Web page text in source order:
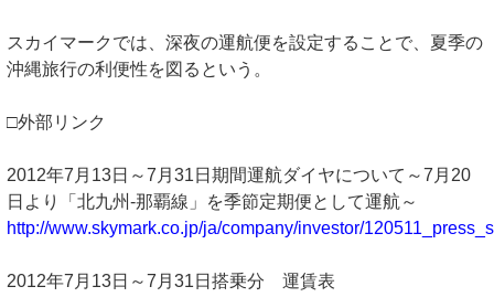
スカイマークでは、深夜の運航便を設定することで、夏季の
沖縄旅行の利便性を図るという。
□外部リンク
2012年7月13日～7月31日期間運航ダイヤについて～7月20
日より「北九州‐那覇線」を季節定期便として運航～
http://www.skymark.co.jp/ja/company/investor/
2012年7月13日～7月31日搭乗分 運賃表